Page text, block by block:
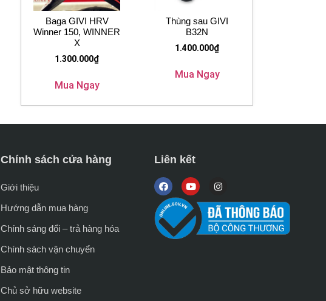
Baga GIVI HRV
Winner 150, WINNER
X
1.300.000₫
Mua Ngay
Thùng sau GIVI
B32N
1.400.000₫
Mua Ngay
Chính sách cửa hàng
Giới thiệu
Hướng dẫn mua hàng
Chính sáng đổi – trả hàng hóa
Chính sách vận chuyển
Bảo mật thông tin
Chủ sở hữu website
Liên kết